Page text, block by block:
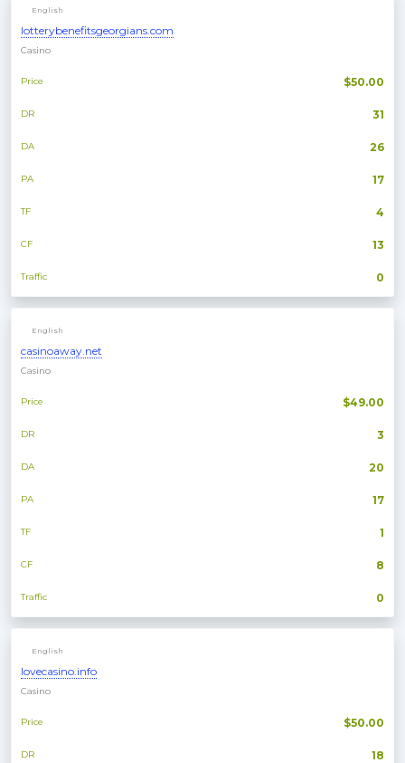
English
lotterybenefitsgeorgians.com
Casino
$50.00
Price
31
DR
26
DA
17
PA
4
TF
13
CF
0
Traffic
English
casinoaway.net
Casino
$49.00
Price
3
DR
20
DA
17
PA
1
TF
8
CF
0
Traffic
English
lovecasino.info
Casino
$50.00
Price
18
DR